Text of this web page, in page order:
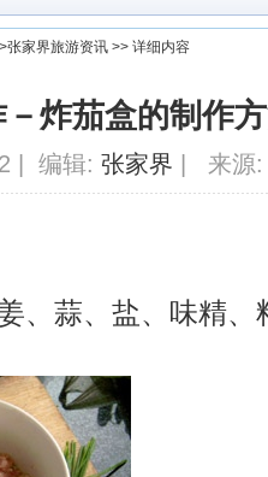
张家界旅游资讯 >> 详细内容
炸茄盒的制作
| 编辑: 张家界 | 来源:
、蒜、盐、味精